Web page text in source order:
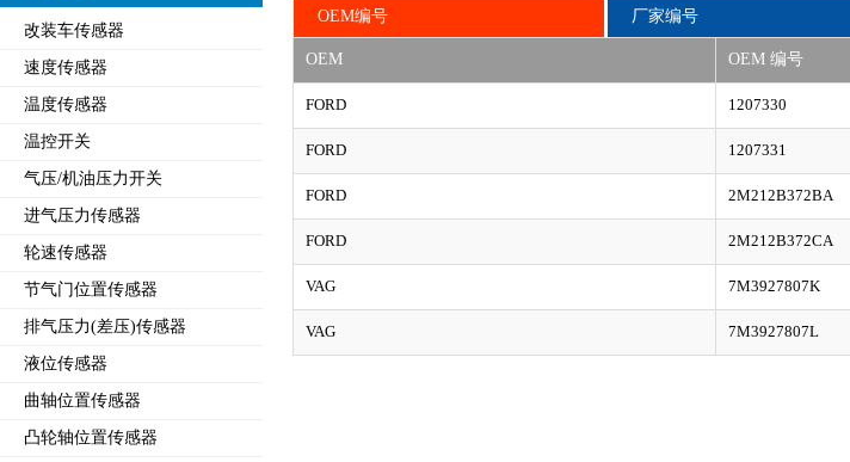
改装车传感器
速度传感器
温度传感器
温控开关
气压/机油压力开关
进气压力传感器
轮速传感器
节气门位置传感器
排气压力(差压)传感器
液位传感器
曲轴位置传感器
凸轮轴位置传感器
OEM编号 厂家编号
OEM OEM 编号
FORD 1207330
FORD 1207331
FORD 2M212B372BA
FORD 2M212B372CA
VAG 7M3927807K
VAG 7M3927807L